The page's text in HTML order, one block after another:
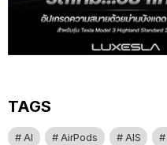
TAGS
AI AirPods AIS